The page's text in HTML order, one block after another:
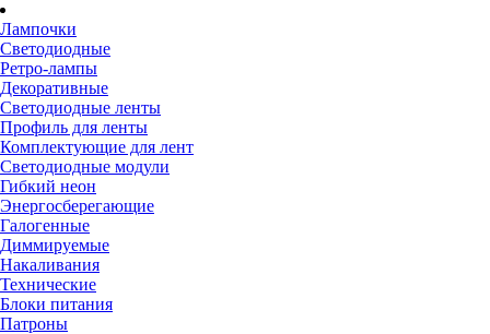
Лампочки
Светодиодные
Ретро-лампы
Декоративные
Светодиодные ленты
Профиль для ленты
Комплектующие для лент
Светодиодные модули
Гибкий неон
Энергосберегающие
Галогенные
Диммируемые
Накаливания
Технические
Блоки питания
Патроны